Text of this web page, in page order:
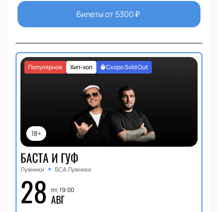
Билеты от 5300₽
18+
Хип-хоп
Популярное Скоро Sold Out
БАСТА И ГУФ
Лужники БСА Лужники
28 пт, 19:00
АВГ